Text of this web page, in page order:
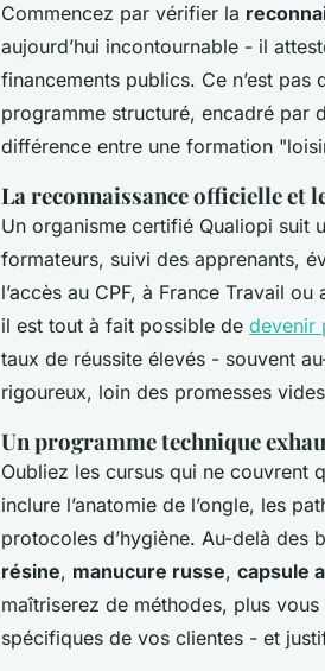
Commencez par vérifier la
aujourd’hui incontournable - il
financements publics. Ce n’est pas
programme structuré, encadré par
différence entre une formation
La reconnaissance officielle et
Un organisme certifié Qualiopi suit
formateurs, suivi des apprenants,
l’accès au CPF, à France Travail
il est tout à fait possible de devenir
taux de réussite élevés - souvent
rigoureux, loin des promesses
Un programme technique
Oubliez les cursus qui ne couvrent
inclure l’anatomie de l’ongle, les
protocoles d’hygiène. Au-delà des
résine, manucure russe, capsule
maîtriserez de méthodes, plus
spécifiques de vos clientes - et